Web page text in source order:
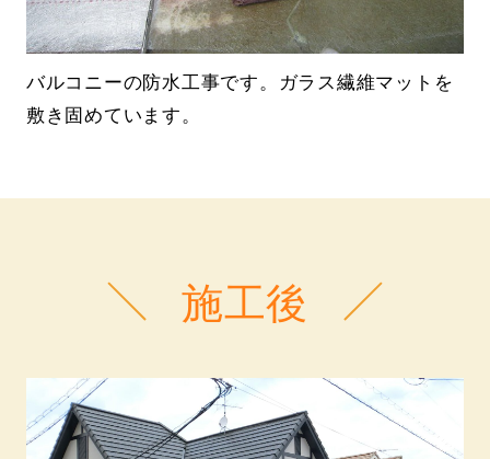
バルコニーの防水工事です。ガラス繊維マットを
敷き固めています。
施工後